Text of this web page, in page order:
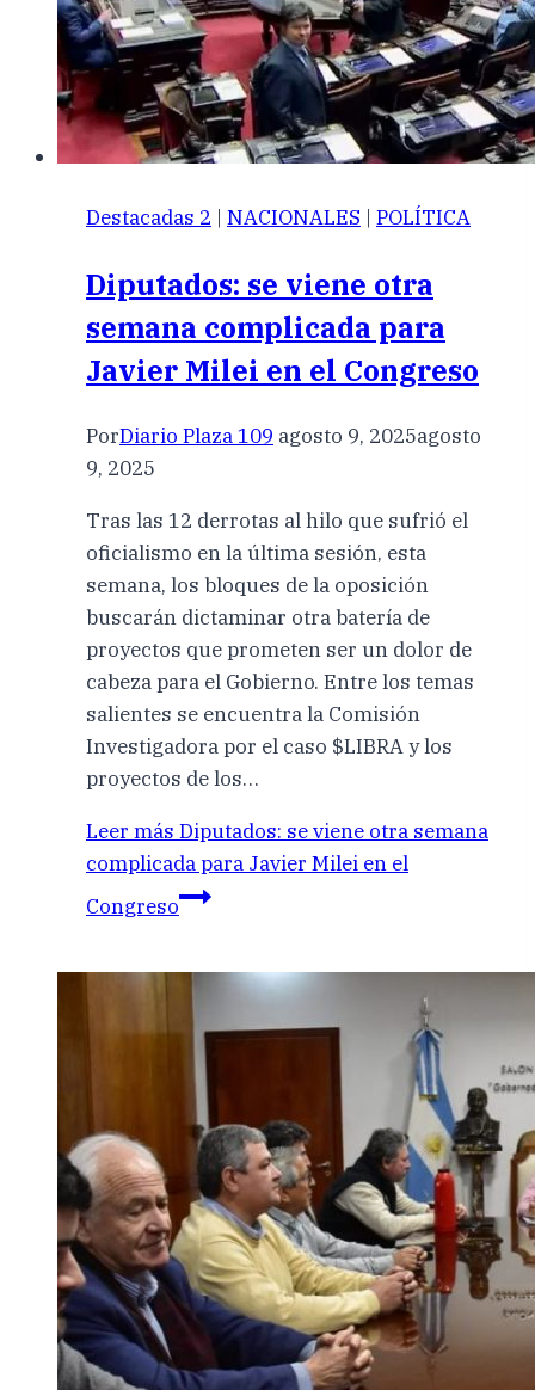
Destacadas 2 | NACIONALES | POLÍTICA
Diputados: se viene otra
semana complicada para
Javier Milei en el Congreso
PorDiario Plaza 109 agosto 9, 2025agosto
9, 2025
Tras las 12 derrotas al hilo que sufrió el
oficialismo en la última sesión, esta
semana, los bloques de la oposición
buscarán dictaminar otra batería de
proyectos que prometen ser un dolor de
cabeza para el Gobierno. Entre los temas
salientes se encuentra la Comisión
Investigadora por el caso $LIBRA y los
proyectos de los…
Leer más Diputados: se viene otra semana
complicada para Javier Milei en el
Congreso